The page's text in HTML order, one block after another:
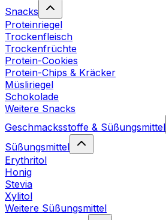
Snacks
Proteinriegel
Trockenfleisch
Trockenfrüchte
Protein-Cookies
Protein-Chips & Kräcker
Müsliriegel
Schokolade
Weitere Snacks
Geschmacksstoffe & Süßungsmittel
Süßungsmittel
Erythritol
Honig
Stevia
Xylitol
Weitere Süßungsmittel